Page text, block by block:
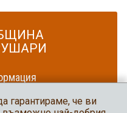
гарантираме, че ви